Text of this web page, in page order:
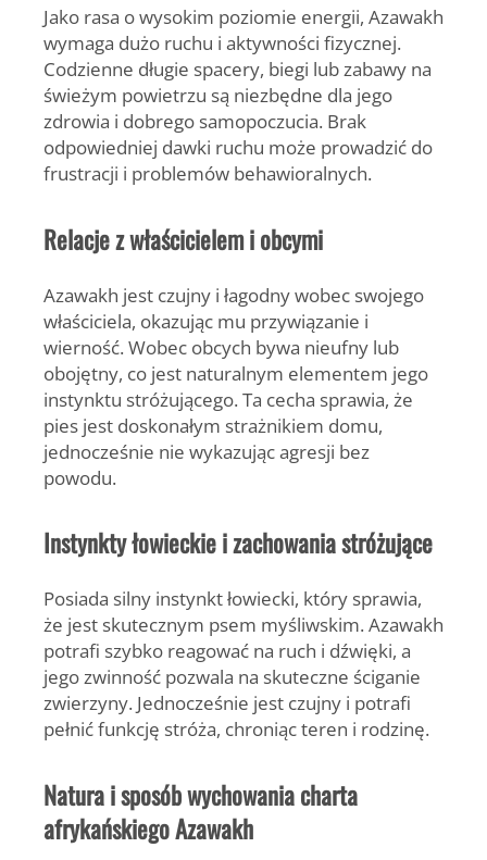
Jako rasa o wysokim poziomie energii, Azawakh
wymaga dużo ruchu i aktywności fizycznej.
Codzienne długie spacery, biegi lub zabawy na
świeżym powietrzu są niezbędne dla jego
zdrowia i dobrego samopoczucia. Brak
odpowiedniej dawki ruchu może prowadzić do
frustracji i problemów behawioralnych.
Relacje z właścicielem i obcymi
Azawakh jest czujny i łagodnywobec swojego
właściciela, okazując mu przywiązanie i
wierność. Wobec obcych bywa nieufny lub
obojętny, co jest naturalnym elementem jego
instynktu stróżującego. Ta cecha sprawia, że
pies jest doskonałym strażnikiem domu,
jednocześnie nie wykazując agresji bez
powodu.
Instynkty łowieckie i zachowania stróżujące
Posiada silny instynkt łowiecki, który sprawia,
że jest skutecznym psem myśliwskim. Azawakh
potrafi szybko reagować na ruch i dźwięki, a
jego zwinność pozwala na skuteczne ściganie
zwierzyny. Jednocześnie jest czujny i potrafi
pełnić funkcję stróża, chroniąc teren i rodzinę.
Natura i sposób wychowania charta
afrykańskiego Azawakh